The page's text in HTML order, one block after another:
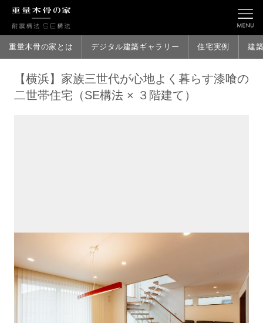
重量木骨の家とは デジタル建築ギャラリー 住宅実例 建
【横浜】家族三世代が心地よく暮らす漆喰の
二世帯住宅（SE構法 × ３階建て）